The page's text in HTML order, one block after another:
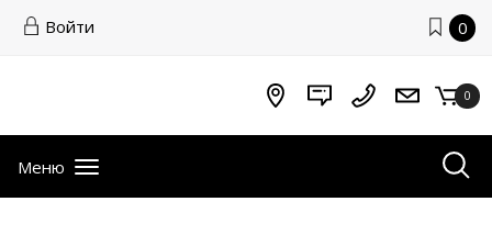
Войти 0
0
Меню